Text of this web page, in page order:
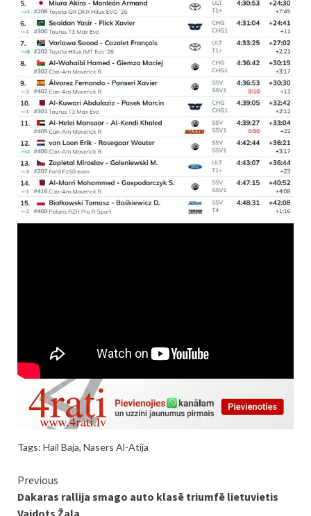
Tags: Hail Baja, Nasers Al-Atija
Continue
Reading
Previous
Dakaras rallija smago auto klasē triumfē lietuvietis